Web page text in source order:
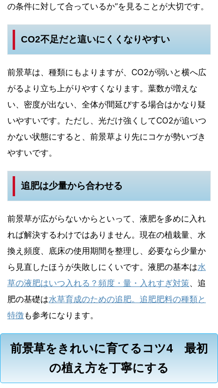
の条件に対して合っているか”を見ることが大切です。
CO2不足だと這いにくくなりやすい
前景草は、種類にもよりますが、CO2が弱いと横へ広
がるより立ち上がりやすくなります。葉数が増えな
い、密度が出ない、全体が間延びする場合はかなり疑
いやすいです。ただし、光だけ強くしてCO2が追いつ
かない状態にすると、前景草より先にコケが勢いづき
やすいです。
追肥は少量から合わせる
前景草が広がらないからといって、液肥を多めに入れ
れば解決するわけではありません。現在の植栽量、水
換え頻度、底床の使用期間を整理し、必要なら少量か
ら見直したほうが失敗しにくいです。液肥の基本は水
草の液肥はいつ入れる？頻度・量・入れすぎ対策、追
肥の基礎は水草育成のための追肥。追肥肥料の種類と
特徴 も参考になります。
前景草をきれいに育てるコツ4 最初
の植え方を丁寧にする